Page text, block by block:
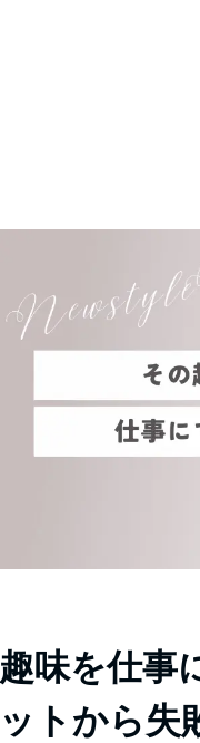
趣味を仕事
ットから失